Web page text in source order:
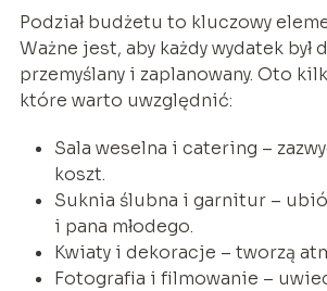
Podział budżetu to kluczowy
Ważne jest, aby każdy wydatek był
przemyślany i zaplanowany. Oto
które warto uwzględnić:
Sala weselna i catering –
koszt.
Suknia ślubna i garnitur –
i pana młodego.
Kwiaty i dekoracje – tworzą
Fotografia i filmowanie –